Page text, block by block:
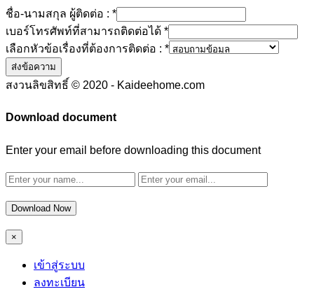
ชื่อ-นามสกุล ผู้ติดต่อ : *
เบอร์โทรศัพท์ที่สามารถติดต่อได้ *
เลือกหัวข้อเรื่องที่ต้องการติดต่อ : *
ส่งข้อความ
สงวนลิขสิทธิ์ © 2020 - Kaideehome.com
Download document
Enter your email before downloading this document
Download Now
×
เข้าสู่ระบบ
ลงทะเบียน